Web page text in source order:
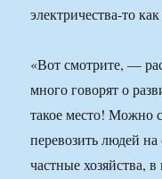
электричества-то
«Вот смотрите, —
много говорят о
такое место! Можно
перевозить людей
частные хозяйства,